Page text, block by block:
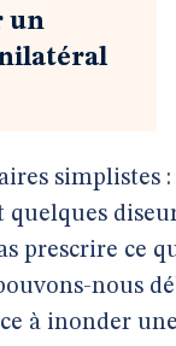
un
simplistes
prescrire ce
nous
à inonder